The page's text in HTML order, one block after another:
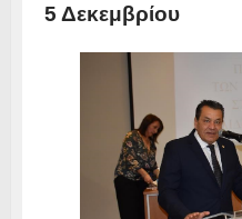
5 Δεκεμβρίου